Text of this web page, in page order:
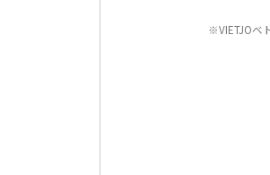
※VIETJOベ